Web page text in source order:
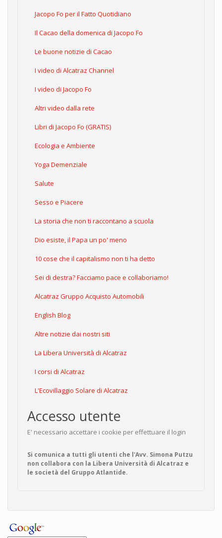
Jacopo Fo per il Fatto Quotidiano
Il Cacao della domenica di Jacopo Fo
Le buone notizie di Cacao
I video di Alcatraz Channel
I video di Jacopo Fo
Altri video dalla rete
Libri di Jacopo Fo (GRATIS)
Ecologia e Ambiente
Yoga Demenziale
Salute
Sesso e Piacere
La storia che non ti raccontano a scuola
Dio esiste, il Papa un po' meno
10 cose che il capitalismo non ti ha detto
Sei di destra? Facciamo pace e collaboriamo!
Alcatraz Gruppo Acquisto Automobili
English Blog
Altre notizie dai nostri siti
La Libera Università di Alcatraz
I corsi di Alcatraz
L'Ecovillaggio Solare di Alcatraz
Accesso utente
E' necessario accettare i cookie per effettuare il login
Si comunica a tutti gli utenti che l'Avv. Simona Putzu
non collabora con la Libera Università di Alcatraz e
le società del Gruppo Atlantide.